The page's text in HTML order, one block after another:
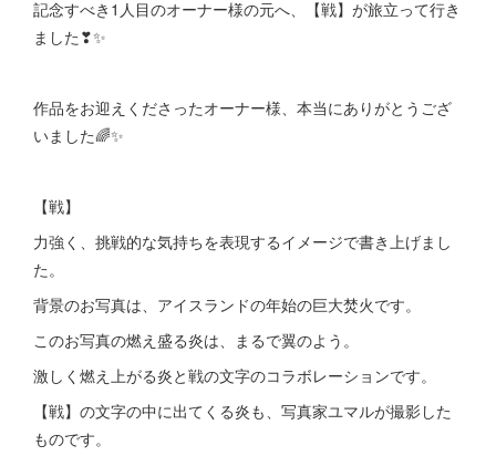
記念すべき1人目のオーナー様の元へ、【戦】が旅立って行き
ました❣✨
作品をお迎えくださったオーナー様、本当にありがとうござ
いました🌈✨
【戦】
力強く、挑戦的な気持ちを表現するイメージで書き上げまし
た。
背景のお写真は、アイスランドの年始の巨大焚火です。
このお写真の燃え盛る炎は、まるで翼のよう。
激しく燃え上がる炎と戦の文字のコラボレーションです。
【戦】の文字の中に出てくる炎も、写真家ユマルが撮影した
ものです。